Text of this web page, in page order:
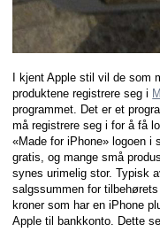
I kjent Apple stil vil de som
produktene registrere seg i
programmet. Det er et
må registrere seg i for å få
«Made for iPhone» logoen i
gratis, og mange små
synes urimelig stor. Typisk
salgssummen for
kroner som har en iPhone
Apple til bankkonto. Dette